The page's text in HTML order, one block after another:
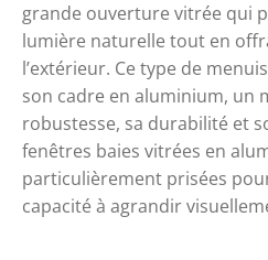
grande ouverture vitrée qui
lumière naturelle tout en
l’extérieur. Ce type de
son cadre en aluminium, un
robustesse, sa durabilité et
fenêtres baies vitrées en
particulièrement prisées
capacité à agrandir